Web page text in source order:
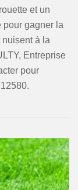
et un
pour gagner la
à la
Entreprise
pour